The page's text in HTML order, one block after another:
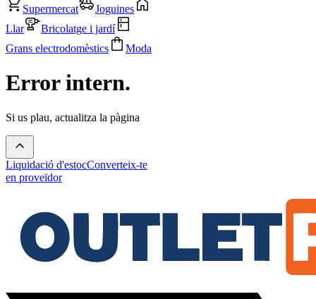
Supermercat
Joguines
Llar
Bricolatge i jardí
Grans electrodomèstics
Moda
Error intern.
Si us plau, actualitza la pàgina
Liquidació d'estocConverteix-te
en proveïdor